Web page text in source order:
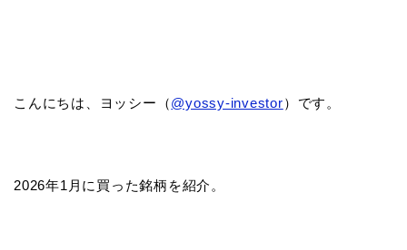
こんにちは、ヨッシー（@yossy-investor）です。
2026年1月に買った銘柄を紹介。